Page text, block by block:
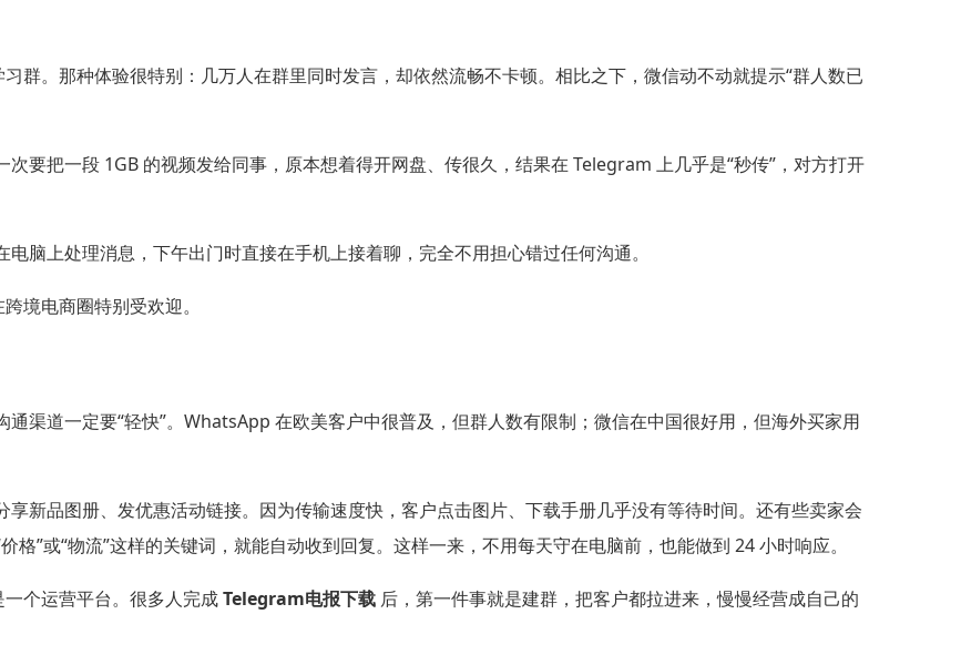
群。那种体验很特别：几万人在群里同时发言，却依然流畅不卡顿。相比之下，微信动不动就提示“群人数已
要把一段 1GB 的视频发给同事，原本想着得开网盘、传很久，结果在 Telegram 上几乎是“秒传”，对方打开
脑上处理消息，下午出门时直接在手机上接着聊，完全不用担心错过任何沟通。
境电商圈特别受欢迎。
渠道一定要“轻快”。WhatsApp 在欧美客户中很普及，但群人数有限制；微信在中国很好用，但海外买家用
新品图册、发优惠活动链接。因为传输速度快，客户点击图片、下载手册几乎没有等待时间。还有些卖家会
”或“物流”这样的关键词，就能自动收到回复。这样一来，不用每天守在电脑前，也能做到 24 小时响应。
个运营平台。很多人完成Telegram电报下载 后，第一件事就是建群，把客户都拉进来，慢慢经营成自己的